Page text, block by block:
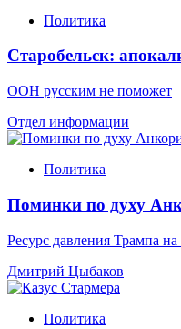
Политика
Старобельск:
ООН русским не поможет
Отдел информации
Политика
Поминки по духу
Ресурс давления Трампа
Дмитрий Цыбаков
Политика